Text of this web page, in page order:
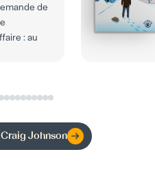
de
: au
Craig Johnson